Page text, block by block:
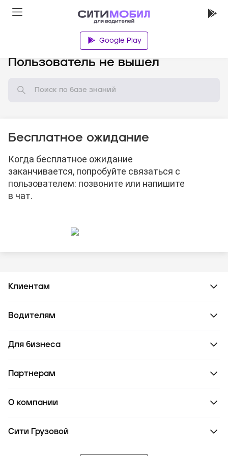
Google Play
Пользователь не вышел
Бесплатное ожидание
Когда бесплатное ожидание
заканчивается, попробуйте связаться с
пользователем: позвоните или напишите
в чат.
Клиентам
Водителям
Для бизнеса
Партнерам
О компании
Сити Грузовой